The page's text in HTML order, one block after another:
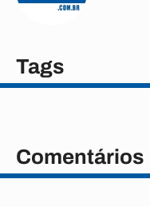
Tags
Comentários